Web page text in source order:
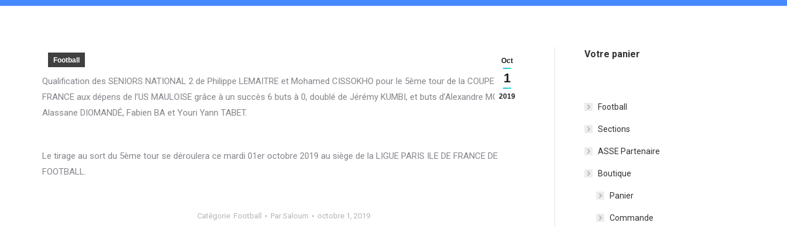
Oct
1
2019
Football
Qualification des SENIORS NATIONAL 2 de Philippe LEMAITRE et Mohamed CISSOKHO pour le 5ème tour de la COUPE DE
FRANCE aux dépens de l’US MAULOISE grâce à un succès 6 buts à 0, doublé de Jérémy KUMBI, et buts d’Alexandre MOURY,
Alassane DIOMANDÉ, Fabien BA et Youri Yann TABET.
Le tirage au sort du 5ème tour se déroulera ce mardi 01er octobre 2019 au siège de la LIGUE PARIS ILE DE FRANCE DE
FOOTBALL.
Catégorie Football Par Saloum octobre 1, 2019
Votre panier
Football
Sections
ASSE Partenaire
Boutique
Panier
Commande